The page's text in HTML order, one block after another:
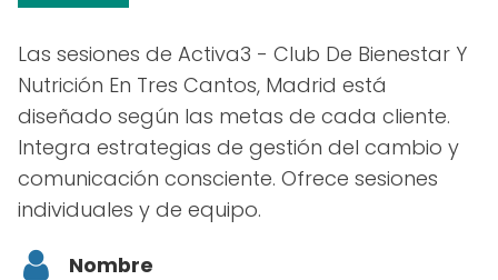
Las sesiones de Activa3 - Club De Bienestar Y
Nutrición En Tres Cantos, Madrid está
diseñado según las metas de cada cliente.
Integra estrategias de gestión del cambio y
comunicación consciente. Ofrece sesiones
individuales y de equipo.
Nombre